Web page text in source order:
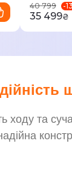
40 799
-13
35 499₴
ходу та